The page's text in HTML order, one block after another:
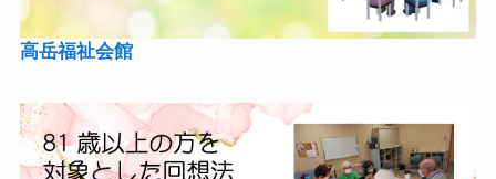
高岳福祉会館